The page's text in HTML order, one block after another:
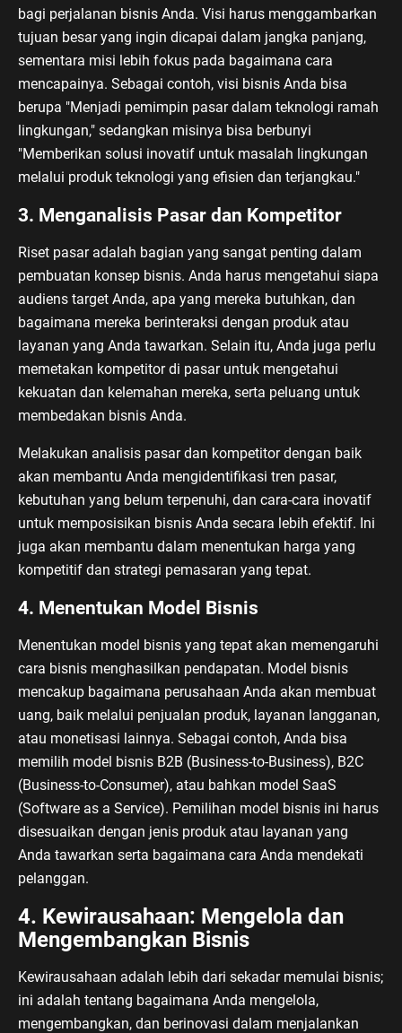
bagi perjalanan bisnis Anda. Visi harus menggambarkan
tujuan besar yang ingin dicapai dalam jangka panjang,
sementara misi lebih fokus pada bagaimana cara
mencapainya. Sebagai contoh, visi bisnis Anda bisa
berupa "Menjadi pemimpin pasar dalam teknologi ramah
lingkungan," sedangkan misinya bisa berbunyi
"Memberikan solusi inovatif untuk masalah lingkungan
melalui produk teknologi yang efisien dan terjangkau."
3. Menganalisis Pasar dan Kompetitor
Riset pasar adalah bagian yang sangat penting dalam
pembuatan konsep bisnis. Anda harus mengetahui siapa
audiens target Anda, apa yang mereka butuhkan, dan
bagaimana mereka berinteraksi dengan produk atau
layanan yang Anda tawarkan. Selain itu, Anda juga perlu
memetakan kompetitor di pasar untuk mengetahui
kekuatan dan kelemahan mereka, serta peluang untuk
membedakan bisnis Anda.
Melakukan analisis pasar dan kompetitor dengan baik
akan membantu Anda mengidentifikasi tren pasar,
kebutuhan yang belum terpenuhi, dan cara-cara inovatif
untuk memposisikan bisnis Anda secara lebih efektif. Ini
juga akan membantu dalam menentukan harga yang
kompetitif dan strategi pemasaran yang tepat.
4. Menentukan Model Bisnis
Menentukan model bisnis yang tepat akan memengaruhi
cara bisnis menghasilkan pendapatan. Model bisnis
mencakup bagaimana perusahaan Anda akan membuat
uang, baik melalui penjualan produk, layanan langganan,
atau monetisasi lainnya. Sebagai contoh, Anda bisa
memilih model bisnis B2B (Business-to-Business), B2C
(Business-to-Consumer), atau bahkan model SaaS
(Software as a Service). Pemilihan model bisnis ini harus
disesuaikan dengan jenis produk atau layanan yang
Anda tawarkan serta bagaimana cara Anda mendekati
pelanggan.
4. Kewirausahaan: Mengelola dan
Mengembangkan Bisnis
Kewirausahaan adalah lebih dari sekadar memulai bisnis;
ini adalah tentang bagaimana Anda mengelola,
mengembangkan, dan berinovasi dalam menjalankan